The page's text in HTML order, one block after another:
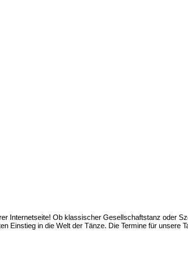
Internetseite! Ob klassischer Gesellschaftstanz oder
Einstieg in die Welt der Tänze. Die Termine für unsere